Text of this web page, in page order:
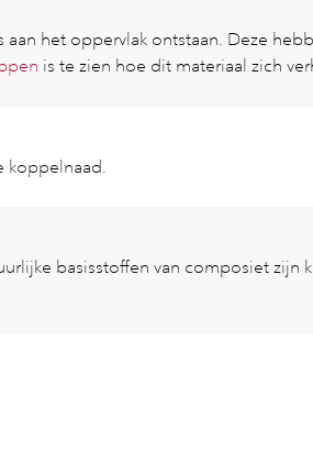
het oppervlak ontstaan. Deze
is te zien hoe dit materiaal zich
koppelnaad.
basisstoffen van composiet zijn